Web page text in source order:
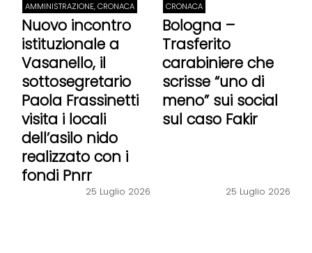
AMMINISTRAZIONE, CRONACA
Nuovo incontro
istituzionale a
Vasanello, il
sottosegretario
Paola Frassinetti
visita i locali
dell’asilo nido
realizzato con i
fondi Pnrr
25 Luglio 2026
CRONACA
Bologna –
Trasferito
carabiniere che
scrisse “uno di
meno” sui social
sul caso Fakir
25 Luglio 2026